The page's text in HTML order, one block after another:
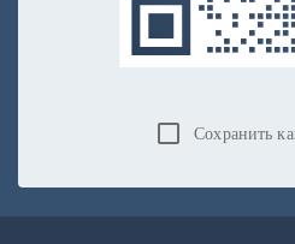
Сохранить